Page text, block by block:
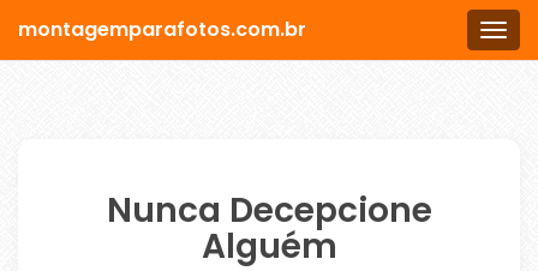
Menu
montagemparafotos.com.br
Nunca Decepcione
Alguém